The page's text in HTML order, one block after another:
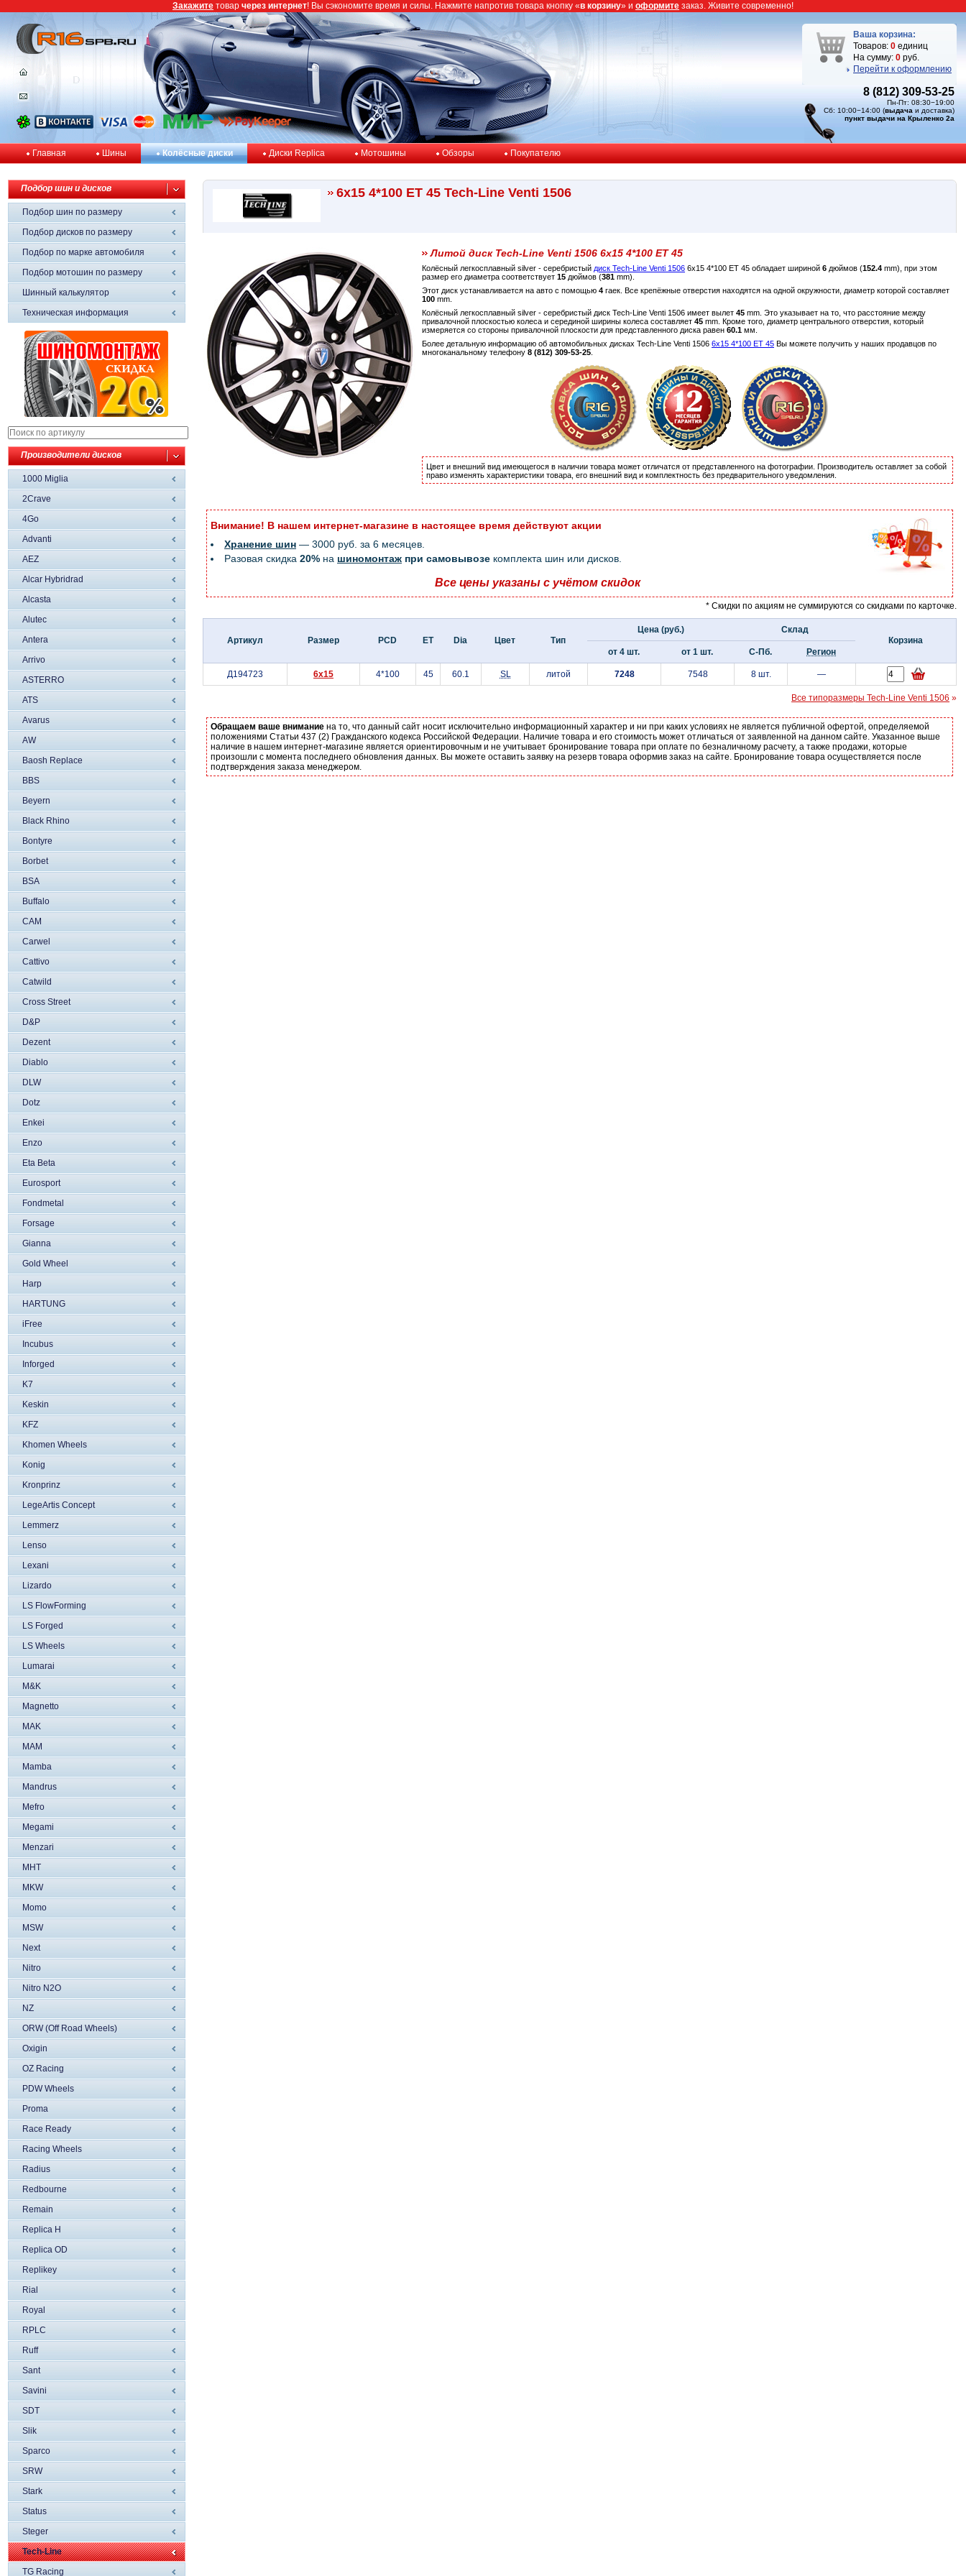
Ваша корзина:
Товаров: 0 единиц
На сумму: 0 руб.
Перейти к оформлению
8 (812) 309-53-25
Пн-Пт: 08:30−19:00
Сб: 10:00−14:00 (выдача и доставка)
пункт выдачи на Крыленко 2а
Главная Шины Колёсные диски Диски Replica Мотошины Обзоры Покупателю
Подбор шин и дисков
Подбор шин по размеру
Подбор дисков по размеру
Подбор по марке автомобиля
Подбор мотошин по размеру
Шинный калькулятор
Техническая информация
Производители дисков
1000 Miglia
2Crave
4Go
Advanti
AEZ
Alcar Hybridrad
Alcasta
Alutec
Antera
Arrivo
ASTERRO
ATS
Avarus
AW
Baosh Replace
BBS
Beyern
Black Rhino
Bontyre
Borbet
BSA
Buffalo
CAM
Carwel
Cattivo
Catwild
Cross Street
D&P
Dezent
Diablo
DLW
Dotz
Enkei
Enzo
Eta Beta
Eurosport
Fondmetal
Forsage
Gianna
Gold Wheel
Harp
HARTUNG
iFree
Incubus
Inforged
K7
Keskin
KFZ
Khomen Wheels
Konig
Kronprinz
LegeArtis Concept
Lemmerz
Lenso
Lexani
Lizardo
LS FlowForming
LS Forged
LS Wheels
Lumarai
M&K
Magnetto
MAK
MAM
Mamba
Mandrus
Mefro
Megami
Menzari
MHT
MKW
Momo
MSW
Next
Nitro
Nitro N2O
NZ
ORW (Off Road Wheels)
Oxigin
OZ Racing
PDW Wheels
Proma
Race Ready
Racing Wheels
Radius
Redbourne
Remain
Replica H
Replica OD
Replikey
Rial
Royal
RPLC
Ruff
Sant
Savini
SDT
Slik
Sparco
SRW
Stark
Status
Steger
Tech-Line
TG Racing
6x15 4*100 ET 45 Tech-Line Venti 1506
Литой диск Tech-Line Venti 1506 6x15 4*100 ET 45
Колёсный легкосплавный silver - серебристый диск Tech-Line Venti 1506 6x15 4*100 ET 45 обладает шириной 6 дюймов (152.4 mm), при этом
размер его диаметра соответствует 15 дюймов (381 mm).
Этот диск устанавливается на авто с помощью 4 гаек. Все крепёжные отверстия находятся на одной окружности, диаметр которой составляет
100 mm.
Колёсный легкосплавный silver - серебристый диск Tech-Line Venti 1506 имеет вылет 45 mm. Это указывает на то, что расстояние между
привалочной плоскостью колеса и серединой ширины колеса составляет 45 mm. Кроме того, диаметр центрального отверстия, который
измеряется со стороны привалочной плоскости для представленного диска равен 60.1 мм.
Более детальную информацию об автомобильных дисках Tech-Line Venti 1506 6x15 4*100 ET 45 Вы можете получить у наших продавцов по
многоканальному телефону 8 (812) 309-53-25
Цвет и внешний вид имеющегося в наличии товара может отличатся от представленного на фотографии. Производитель оставляет за собой
право изменять характеристики товара, его внешний вид и комплектность без предварительного уведомления.
Внимание! В нашем интернет-магазине в настоящее время действуют акции
Хранение шин — 3000 руб. за 6 месяцев.
Разовая скидка 20% на шиномонтаж при самовывозе комплекта шин или дисков.
Все цены указаны с учётом скидок
* Скидки по акциям не суммируются со скидками по карточке.
Артикул Размер PCD ET Dia Цвет Тип
Цена (руб.)
Склад
Корзина
от 4 шт.
от 1 шт. С-Пб. Регион
Д194723 6x15 4*100 45 60.1 SL литой 7248 7548 8 шт. —
Все типоразмеры Tech-Line Venti 1506 »
Обращаем ваше внимание на то, что данный сайт носит исключительно информационный характер и ни при каких условиях не является публичной офертой, определяемой
положениями Статьи 437 (2) Гражданского кодекса Российской Федерации. Наличие товара и его стоимость может отличаться от заявленной на данном сайте. Указанное выше
наличие в нашем интернет-магазине является ориентировочным и не учитывает бронирование товара при оплате по безналичному расчету, а также продажи, которые
произошли с момента последнего обновления данных. Вы можете оставить заявку на резерв товара оформив заказ на сайте. Бронирование товара осуществляется после
подтверждения заказа менеджером.
Закажите товар через интернет! Вы сэкономите время и силы. Нажмите напротив товара кнопку «в корзину» и оформите заказ. Живите современно!